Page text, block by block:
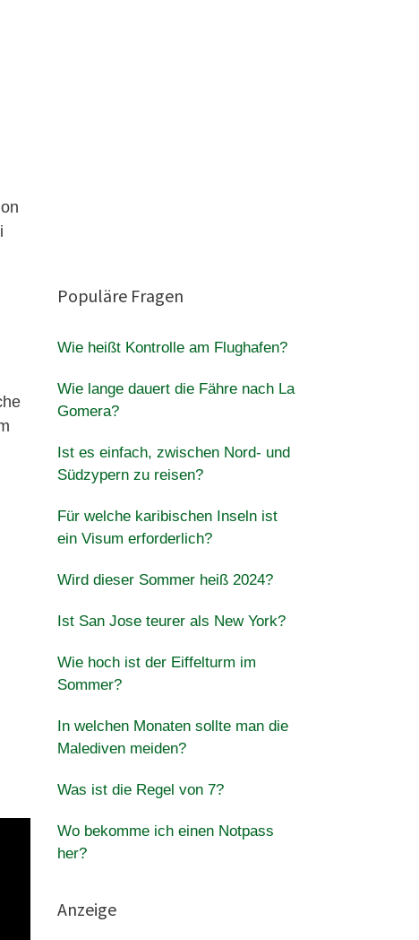
Populäre Fragen
Wie heißt Kontrolle am Flughafen?
Wie lange dauert die Fähre nach La
Gomera?
Ist es einfach, zwischen Nord- und
Südzypern zu reisen?
Für welche karibischen Inseln ist
ein Visum erforderlich?
Wird dieser Sommer heiß 2024?
Ist San Jose teurer als New York?
Wie hoch ist der Eiffelturm im
Sommer?
In welchen Monaten sollte man die
Malediven meiden?
Was ist die Regel von 7?
Wo bekomme ich einen Notpass
her?
Anzeige